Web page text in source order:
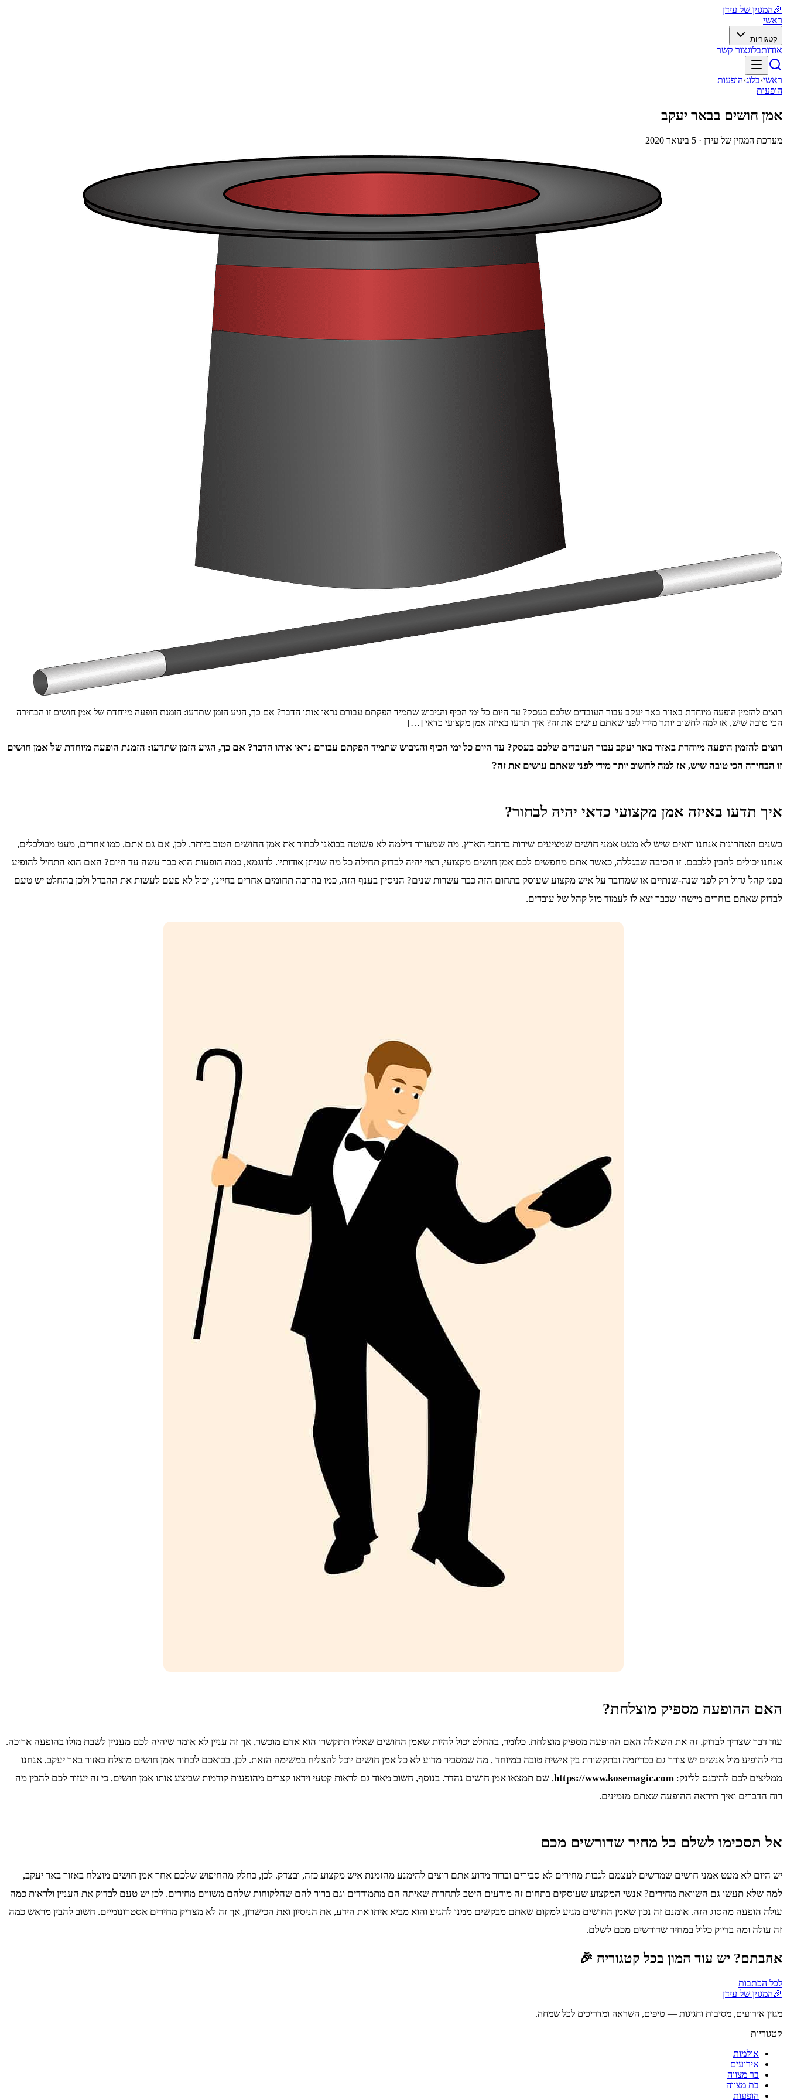
🎉המגזין של עידן
ראשי
קטגוריות
אודותבלוגצור קשר
ראשי›בלוג›הופעות
הופעות
אמן חושים בבאר יעקב
מערכת המגזין של עידן · 5 בינואר 2020
רוצים להזמין הופעה מיוחדת באזור באר יעקב עבור העובדים שלכם בעסק? עד היום כל ימי הכיף והגיבוש שתמיד הפקתם עבורם נראו אותו הדבר? אם כך, הגיע הזמן שתדעו: הזמנת הופעה מיוחדת של אמן חושים זו הבחירה
הכי טובה שיש, אז למה לחשוב יותר מידי לפני שאתם עושים את זה? איך תדעו באיזה אמן מקצועי כדאי […]
רוצים להזמין הופעה מיוחדת באזור באר יעקב עבור העובדים שלכם בעסק? עד היום כל ימי הכיף והגיבוש שתמיד הפקתם עבורם נראו אותו הדבר? אם כך, הגיע הזמן שתדעו: הזמנת הופעה מיוחדת של אמן חושים
זו הבחירה הכי טובה שיש, אז למה לחשוב יותר מידי לפני שאתם עושים את זה?
איך תדעו באיזה אמן מקצועי כדאי יהיה לבחור?
בשנים האחרונות אנחנו רואים שיש לא מעט אמני חושים שמציעים שירות ברחבי הארץ, מה שמעורר דילמה לא פשוטה בבואנו לבחור את אמן החושים הטוב ביותר. לכן, אם גם אתם, כמו אחרים, מעט מבולבלים,
אנחנו יכולים להבין ללבכם. זו הסיבה שבגללה, כאשר אתם מחפשים לכם אמן חושים מקצועי, רצוי יהיה לבדוק תחילה כל מה שניתן אודותיו. לדוגמא, כמה הופעות הוא כבר עשה עד היום? האם הוא התחיל להופיע
בפני קהל גדול רק לפני שנה-שנתיים או שמדובר על איש מקצוע שעוסק בתחום הזה כבר עשרות שנים? הניסיון בענף הזה, כמו בהרבה תחומים אחרים בחיינו, יכול לא פעם לעשות את ההבדל ולכן בהחלט יש טעם
לבדוק שאתם בוחרים מישהו שכבר יצא לו לעמוד מול קהל של עובדים.
האם ההופעה מספיק מוצלחת?
עוד דבר שצריך לבדוק, זה את השאלה האם ההופעה מספיק מוצלחת. כלומר, בהחלט יכול להיות שאמן החושים שאליו תתקשרו הוא אדם מוכשר, אך זה עניין לא אומר שיהיה לכם מעניין לשבת מולו בהופעה ארוכה.
כדי להופיע מול אנשים יש צורך גם בכריזמה ובתקשורת בין אישית טובה במיוחד , מה שמסביר מדוע לא כל אמן חושים יוכל להצליח במשימה הזאת. לכן, בבואכם לבחור אמן חושים מוצלח באזור באר יעקב, אנחנו
ממליצים לכם להיכנס ללינק: https://www.kosemagic.com, שם תמצאו אמן חושים נהדר. בנוסף, חשוב מאוד גם לראות קטעי וידאו קצרים מהופעות קודמות שביצע אותו אמן חושים, כי זה יעזור לכם להבין מה
רוח הדברים ואיך תיראה ההופעה שאתם מזמינים.
אל תסכימו לשלם כל מחיר שדורשים מכם
יש היום לא מעט אמני חושים שמרשים לעצמם לגבות מחירים לא סבירים וברור מדוע אתם רוצים להימנע מהזמנת איש מקצוע כזה, ובצדק. לכן, כחלק מהחיפוש שלכם אחר אמן חושים מוצלח באזור באר יעקב,
למה שלא תעשו גם השוואת מחירים? אנשי המקצוע שעוסקים בתחום זה מודעים היטב לתחרות שאיתה הם מתמודדים וגם ברור להם שהלקוחות שלהם משווים מחירים. לכן יש טעם לבדוק את העניין ולראות כמה
עולה הופעה מהסוג הזה. אומנם זה נכון שאמן החושים מגיע למקום שאתם מבקשים ממנו להגיע והוא מביא איתו את הידע, את הניסיון ואת הכישרון, אך זה לא מצדיק מחירים אסטרונומיים. חשוב להבין מראש כמה
זה עולה ומה בדיוק כלול במחיר שדורשים מכם לשלם.
אהבתם? יש עוד המון בכל קטגוריה 🎉
לכל הכתבות
🎉המגזין של עידן
מגזין אירועים, מסיבות וחגיגות — טיפים, השראה ומדריכים לכל שמחה.
קטגוריות
אולמות
אירועים
בר מצווה
בת מצווה
הופעות